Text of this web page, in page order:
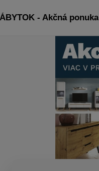
- Akčná ponuka